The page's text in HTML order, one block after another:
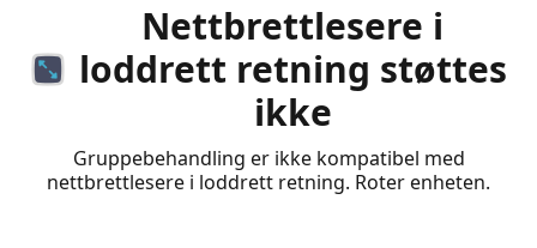
Nettbrettlesere i
loddrett retning støttes
ikke
Gruppebehandling er ikke kompatibel med
nettbrettlesere i loddrett retning. Roter enheten.